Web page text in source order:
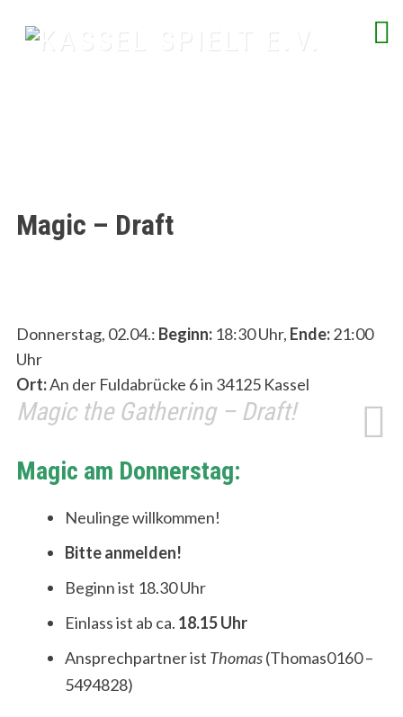
Magic – Draft
Donnerstag, 02.04.: Beginn:18:30 Uhr, Ende:21:00
Uhr
Ort:An der Fuldabrücke 6 in 34125 Kassel
Magic the Gathering – Draft!
Magic am Donnerstag:
Neulinge willkommen!
Bitte anmelden!
Beginn ist 18.30 Uhr
Einlass ist ab ca. 18.15 Uhr
Ansprechpartner ist Thomas(Thomas0160 –
5494828)